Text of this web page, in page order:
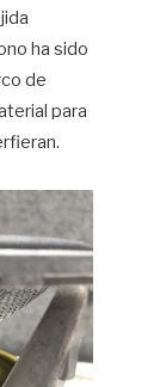
ha sido
de
para